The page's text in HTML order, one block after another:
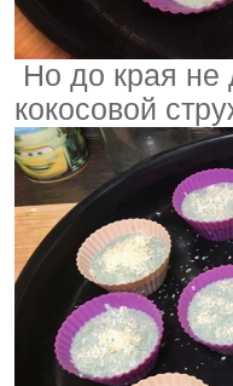
Но до края не
кокосовой